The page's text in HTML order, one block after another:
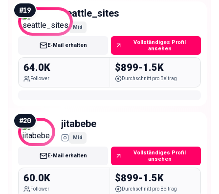
#19 seattle_sites
Mid
E-Mail erhalten
Vollständiges Profil
ansehen
64.0K
Follower
$899-1.5K
Durchschnitt pro Beitrag
#20 jitabebe
Mid
E-Mail erhalten
Vollständiges Profil
ansehen
60.0K
Follower
$899-1.5K
Durchschnitt pro Beitrag